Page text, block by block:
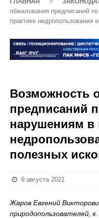
обжалования предписаний
практике недропользования
Возможность
предписаний
нарушениям в
полезных
9 августа 2021
Жаров Евгений
природопользователей,